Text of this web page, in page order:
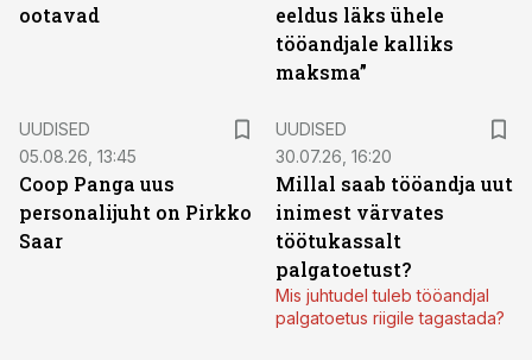
ootavad
eeldus läks ühele
tööandjale kalliks
maksma”
UUDISED
05.08.26, 13:45
Coop Panga uus
personalijuht on Pirkko
Saar
UUDISED
30.07.26, 16:20
Millal saab tööandja uut
inimest värvates
töötukassalt
palgatoetust?
Mis juhtudel tuleb tööandjal
palgatoetus riigile tagastada?